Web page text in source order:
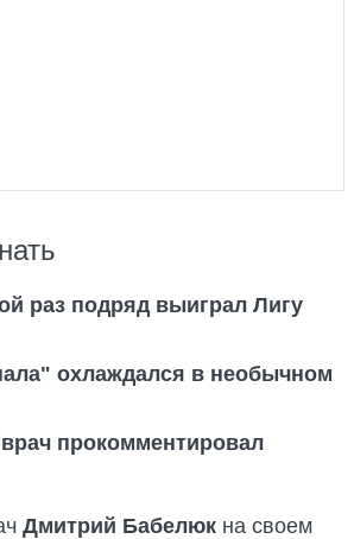
раз подряд выиграл Лигу
охлаждался в необычном
прокомментировал
Дмитрий Бабелюк на своем